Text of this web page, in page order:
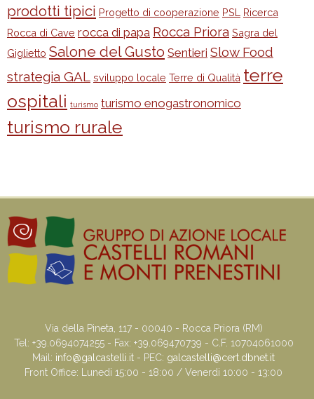
prodotti tipici Progetto di cooperazione PSL
Ricerca
Rocca di Cave rocca di papa Rocca Priora Sagra del
Giglietto Salone del Gusto Sentieri Slow Food
strategia GAL sviluppo locale Terre di Qualità terre
ospitali turismo turismo enogastronomico
turismo rurale
Via della Pineta, 117 - 00040 - Rocca Priora (RM)
Tel: +39.0694074255 - Fax: +39.069470739 - C.F. 10704061000
Mail: info@galcastelli.it - PEC: galcastelli@cert.dbnet.it
Front Office: Lunedi 15:00 - 18:00 / Venerdi 10:00 - 13:00